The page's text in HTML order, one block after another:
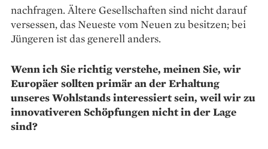
nachfragen. Ältere Gesellschaften sind nicht darauf
versessen, das Neueste vom Neuen zu besitzen; bei
Jüngeren ist das generell anders.
Wenn ich Sie richtig verstehe, meinen Sie, wir
Europäer sollten primär an der Erhaltung
unseres Wohlstands interessiert sein, weil wir zu
innovativeren Schöpfungen nicht in der Lage
sind?